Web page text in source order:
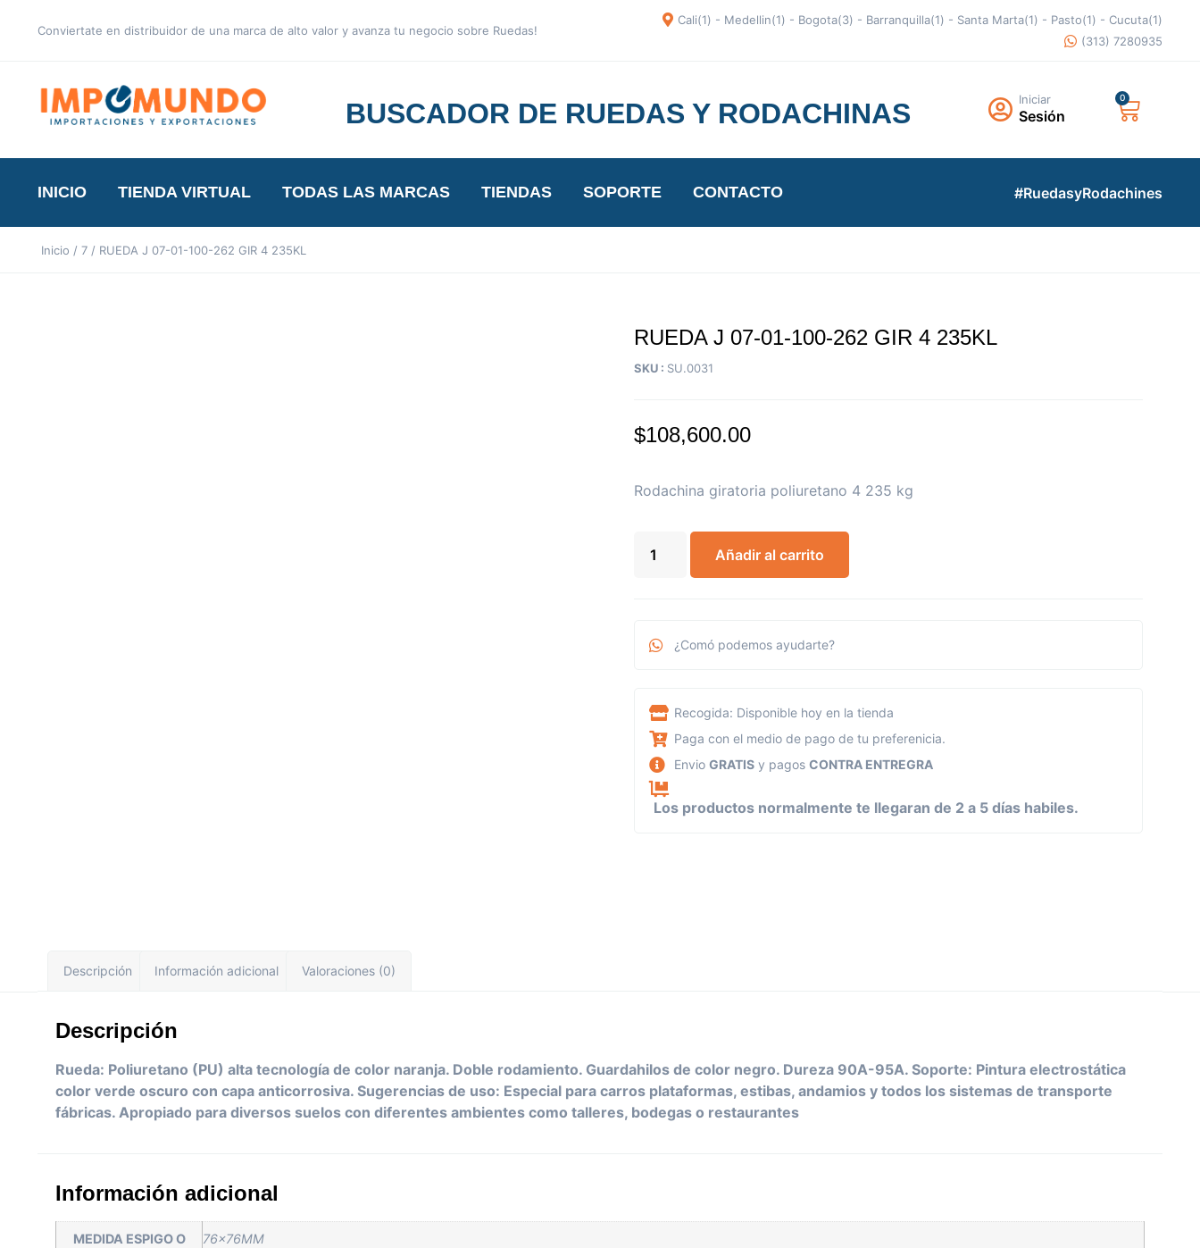
Conviertate en distribuidor de una marca de alto valor y avanza tu negocio sobre Ruedas!
Cali(1) - Medellin(1) - Bogota(3) - Barranquilla(1) - Santa Marta(1) - Pasto(1) - Cucuta(1)
(313) 7280935
BUSCADOR DE RUEDAS Y RODACHINAS Iniciar
Sesión
INICIO TIENDA VIRTUAL TODAS LAS MARCAS TIENDAS SOPORTE CONTACTO #RuedasyRodachines
Inicio / 7 / RUEDA J 07-01-100-262 GIR 4 235KL
RUEDA J 07-01-100-262 GIR 4 235KL
SKU : SU.0031
$108,600.00
Rodachina giratoria poliuretano 4 235 kg
Añadir al carrito
¿Comó podemos ayudarte?
Recogida: Disponible hoy en la tienda
Paga con el medio de pago de tu preferenicia.
Envio GRATISy pagos CONTRA ENTREGRA
Los productos normalmente te llegaran de 2 a 5 días habiles.
Descripción Información adicional Valoraciones (0)
Descripción
Rueda: Poliuretano (PU) alta tecnología de color naranja. Doble rodamiento. Guardahilos de color negro. Dureza 90A-95A. Soporte: Pintura electrostática
color verde oscuro con capa anticorrosiva. Sugerencias de uso: Especial para carros plataformas, estibas, andamios y todos los sistemas de transporte
fábricas. Apropiado para diversos suelos con diferentes ambientes como talleres, bodegas o restaurantes
Información adicional
MEDIDA ESPIGO O
76x76MM